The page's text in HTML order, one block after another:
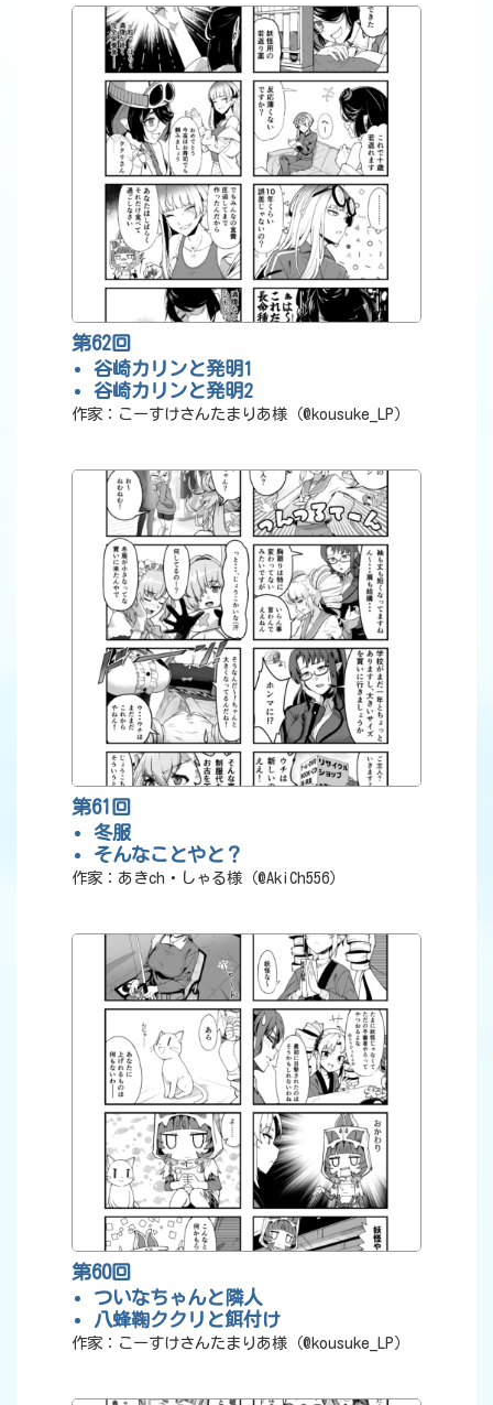
第62回
谷崎カリンと発明1
谷崎カリンと発明2
作家：こーすけさんたまりあ様（@kousuke_LP）
第61回
冬服
そんなことやと？
作家：あきch・しゃる様（@AkiCh556）
第60回
ついなちゃんと隣人
八蜂鞠ククリと餌付け
作家：こーすけさんたまりあ様（@kousuke_LP）